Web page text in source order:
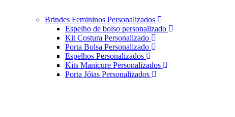
Brindes Femininos Personalizados
Espelho de bolso personalizado
Kit Costura Personalizado
Porta Bolsa Personalizado
Espelhos Personalizados
Kits Manicure Personalizados
Porta Jóias Personalizados